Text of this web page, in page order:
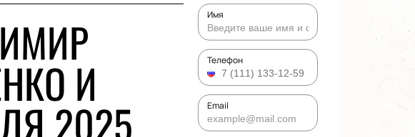
И
2025
Имя
Телефон
Email